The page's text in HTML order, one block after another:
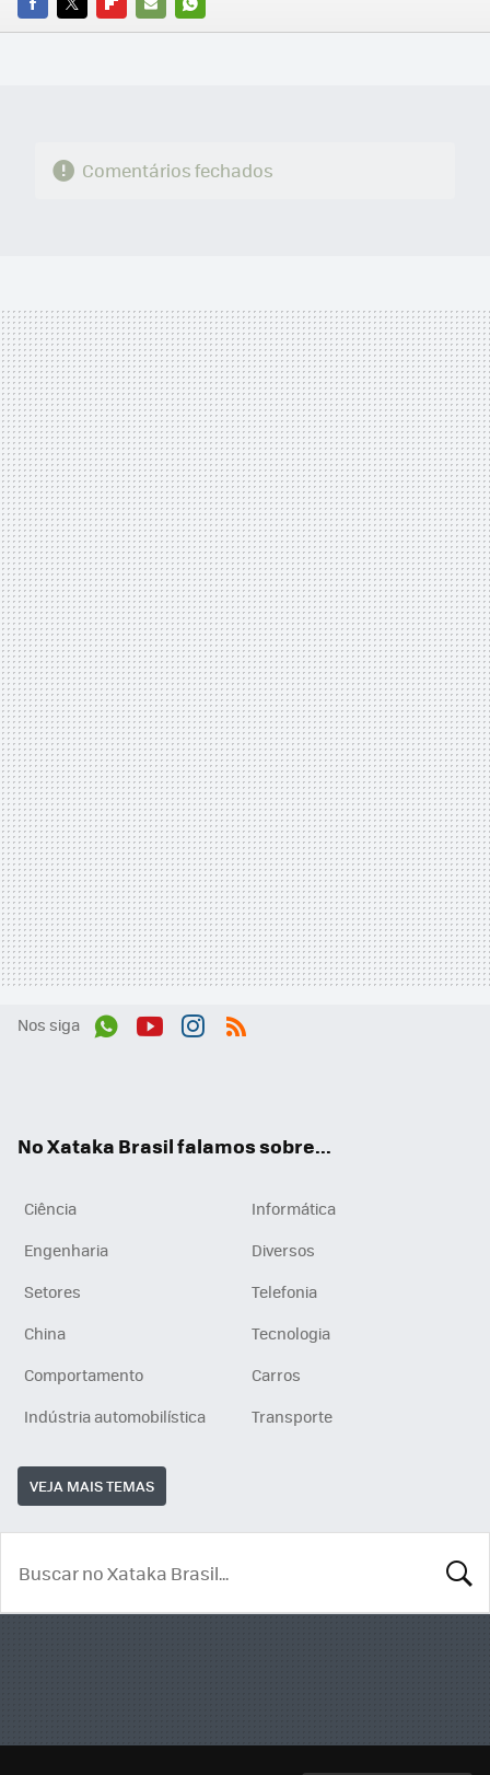
FACEBOOK
TWITTERFLIPBOARD
E-
WHATSAPP
Comentários fechados
Nos siga
No Xataka Brasil falamos sobre...
Ciência
Informática
Engenharia
Diversos
Setores
Telefonia
China
Tecnologia
Comportamento
Carros
Indústria automobilística
Transporte
VEJA MAIS TEMAS